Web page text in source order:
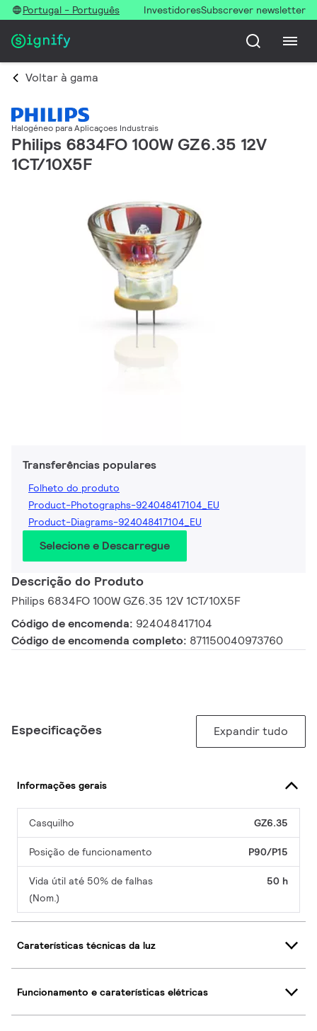
Portugal - Português InvestidoresSubscrever newsletter
Voltar à gama
Halogéneo para Aplicaçoes Industrais
Philips 6834FO 100W GZ6.35 12V
1CT/10X5F
Transferências populares
Folheto do produto
Product-Photographs-924048417104_EU
Product-Diagrams-924048417104_EU
Selecione e Descarregue
Descrição do Produto
Philips 6834FO 100W GZ6.35 12V 1CT/10X5F
Código de encomenda: 924048417104
Código de encomenda completo: 871150040973760
Especificações Expandir tudo
Informações gerais
Casquilho GZ6.35
Posição de funcionamento P90/P15
Vida útil até 50% de falhas
(Nom.)
50 h
Caraterísticas técnicas da luz
Funcionamento e caraterísticas elétricas